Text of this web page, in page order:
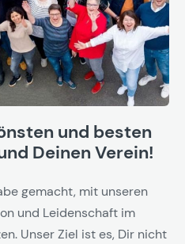
und besten
Deinen Verein!
gemacht, mit unseren
und Leidenschaft im
Unser Ziel ist es, Dir nicht